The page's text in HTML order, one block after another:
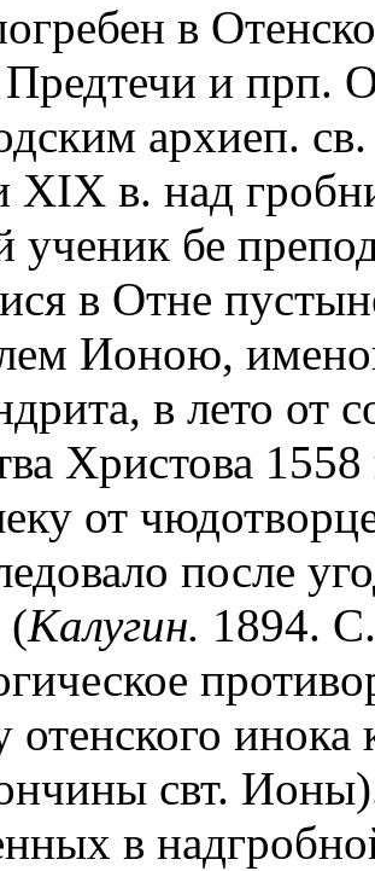
в
и прп.
архиеп.
XIX в. над
ученик бе
в Отне
Ионою,
в лето от
Христова
от
после
(Калугин. 1894.
отенского инока
свт.
в